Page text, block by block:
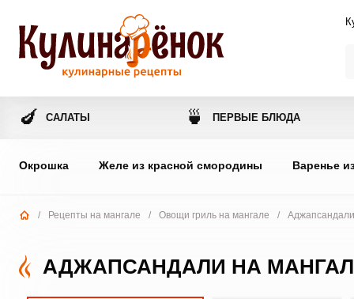
🍆 САЛАТЫ 🍵 ПЕРВЫЕ БЛЮДА
Окрошка Желе из красной смородины Варенье
/ Рецепты на мангале / Овощи гриль на мангале /
АДЖАПСАНДАЛИ НА